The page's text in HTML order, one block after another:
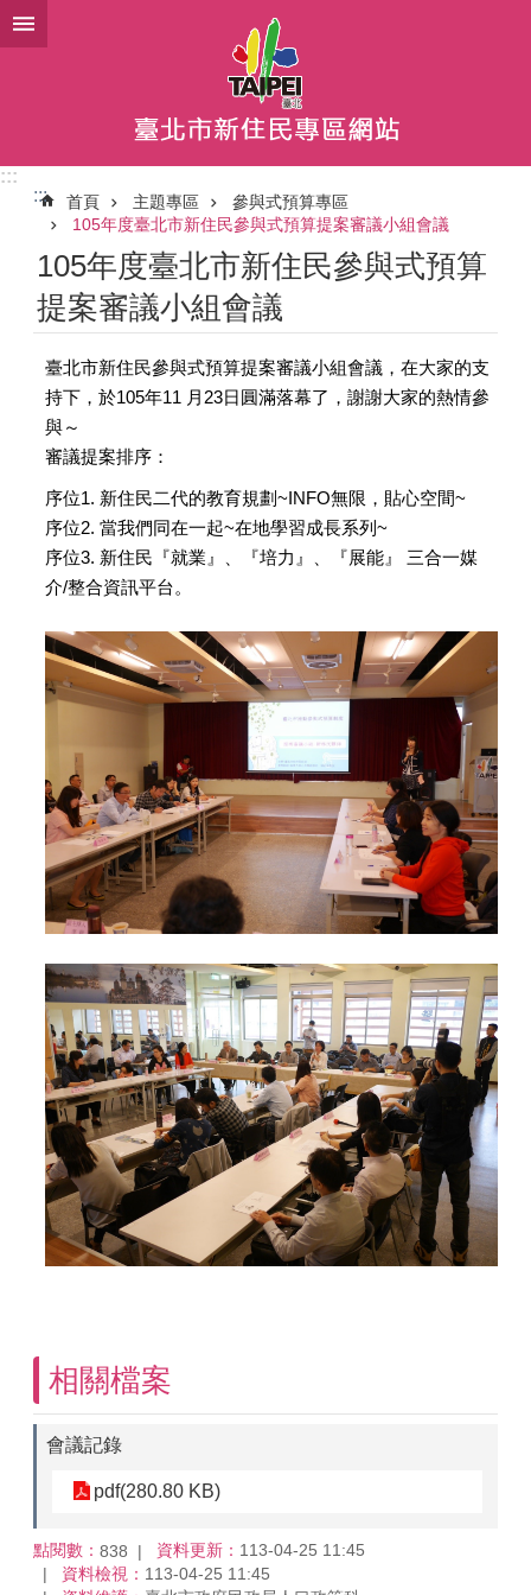
跳到主要內容區塊
:::
:::
首頁 主題專區
參與式預算專區
105年度臺北市新住民參與式預算提案審議小組會議
105年度臺北市新住民參與式預算
提案審議小組會議
臺北市新住民參與式預算提案審議小組會議，在大家的支
持下，於105年11 月23日圓滿落幕了，謝謝大家的熱情參
與～
審議提案排序：
序位1. 新住民二代的教育規劃~INFO無限，貼心空間~
序位2. 當我們同在一起~在地學習成長系列~
序位3. 新住民『就業』、『培力』、『展能』 三合一媒
介/整合資訊平台。
相關檔案
會議記錄
pdf(280.80 KB)
點閱數： 838 資料更新： 113-04-25 11:45
資料檢視： 113-04-25 11:45